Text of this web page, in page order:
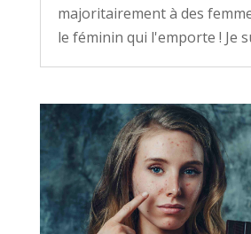
majoritairement à des
le féminin qui l'emporte ! Je